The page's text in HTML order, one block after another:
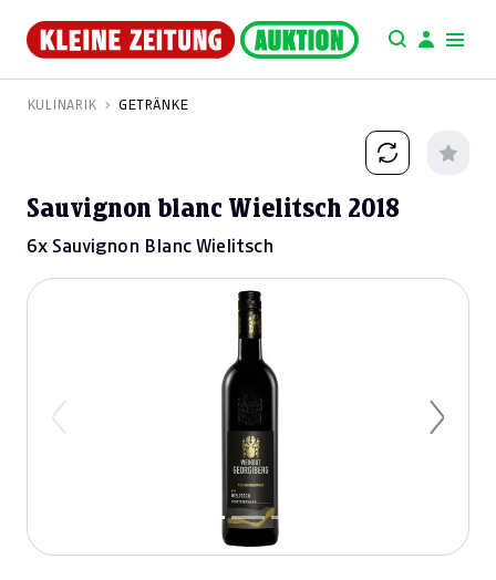
KULINARIK GETRÄNKE
Sauvignon blanc Wielitsch 2018
6x Sauvignon Blanc Wielitsch
Previous Next